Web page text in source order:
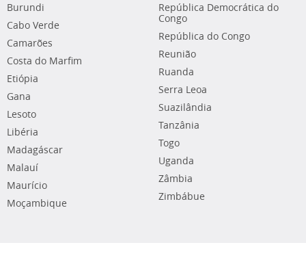
Burundi
Cabo Verde
Camarões
Costa do Marfim
Etiópia
Gana
Lesoto
Libéria
Madagáscar
Malauí
Maurício
Moçambique
República Democrática do
Congo
República do Congo
Reunião
Ruanda
Serra Leoa
Suazilândia
Tanzânia
Togo
Uganda
Zâmbia
Zimbábue